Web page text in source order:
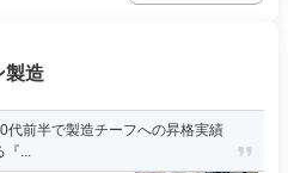
製造
代前半で製造チーフへの昇格実績
『...